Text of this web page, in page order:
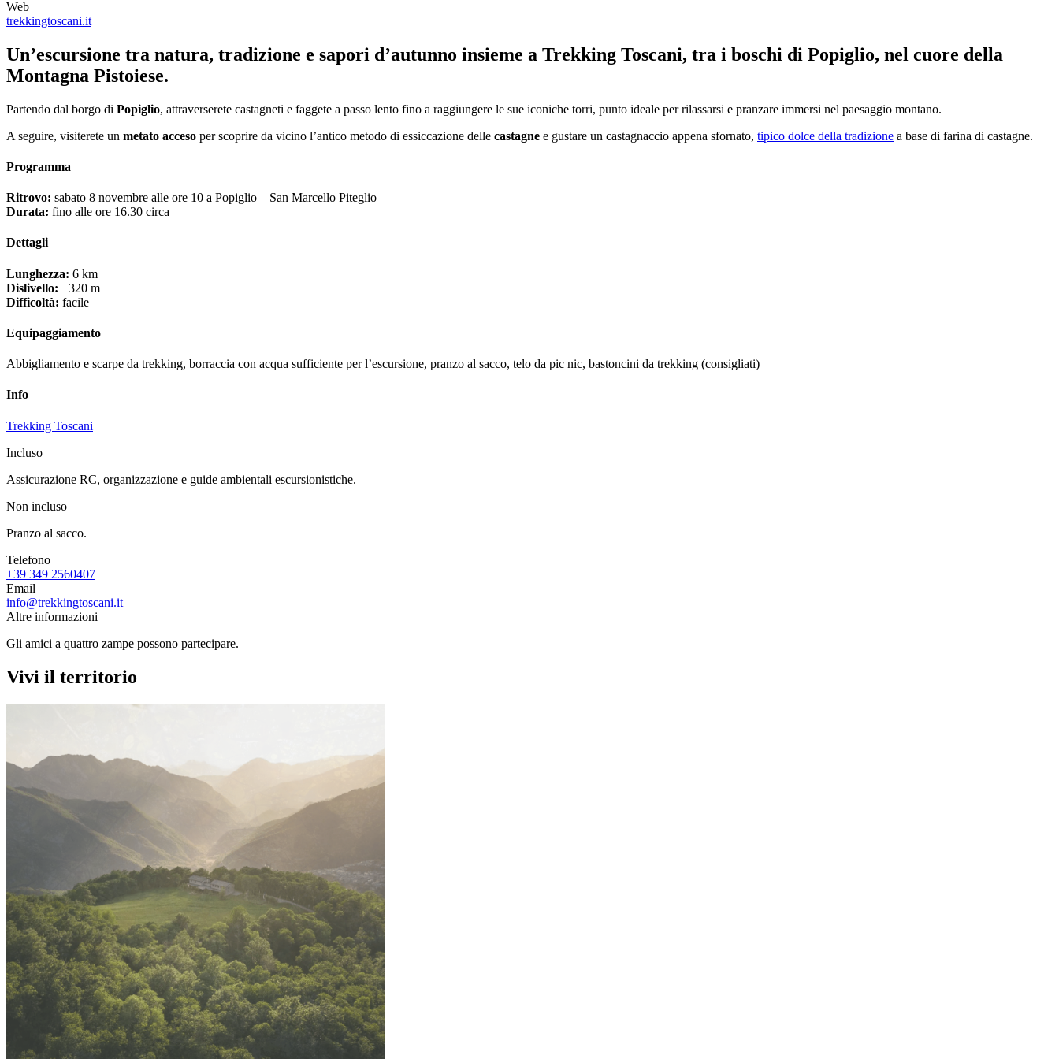
Web
trekkingtoscani.it
Un’escursione tra natura, tradizione e sapori d’autunno insieme a Trekking Toscani, tra i boschi di Popiglio, nel cuore della
Montagna Pistoiese.
Partendo dal borgo di Popiglio, attraverserete castagneti e faggete a passo lento fino a raggiungere le sue iconiche torri, punto ideale per rilassarsi e pranzare immersi nel paesaggio montano.
A seguire, visiterete un metato acceso per scoprire da vicino l’antico metodo di essiccazione delle castagne e gustare un castagnaccio appena sfornato, tipico dolce della tradizione a base di farina di castagne.
Programma
Ritrovo: sabato 8 novembre alle ore 10 a Popiglio – San Marcello Piteglio
Durata: fino alle ore 16.30 circa
Dettagli
Lunghezza: 6 km
Dislivello: +320 m
Difficoltà: facile
Equipaggiamento
Abbigliamento e scarpe da trekking, borraccia con acqua sufficiente per l’escursione, pranzo al sacco, telo da pic nic, bastoncini da trekking (consigliati)
Info
Trekking Toscani
Incluso
Assicurazione RC, organizzazione e guide ambientali escursionistiche.
Non incluso
Pranzo al sacco.
Telefono
+39 349 2560407
Email
info@trekkingtoscani.it
Altre informazioni
Gli amici a quattro zampe possono partecipare.
Vivi il territorio